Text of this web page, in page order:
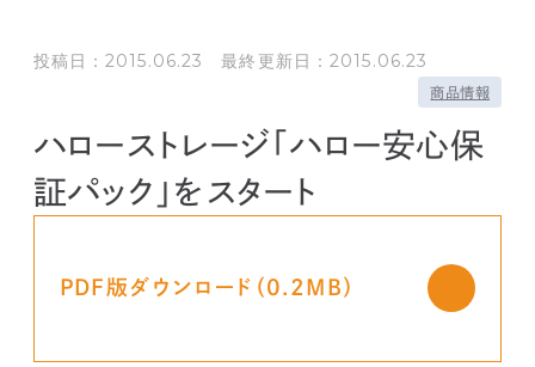
ストレージ室数実績
個人投資家の皆様へ
よくある質問・用語集
IRメール登録
商品情報
先輩社員インタビュー
お問い合わせ
asul
サイト
ーム
投稿日：2015.06.23 最終更新日：2015.06.23
商品情報
ハローストレージ「ハロー安心保
証パック」をスタート
PDF版ダウンロード（0.2MB）